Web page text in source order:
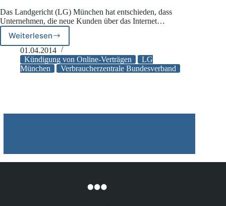
Das Landgericht (LG) München hat entschieden, dass
Unternehmen, die neue Kunden über das Internet…
Weiterlesen
LG
München:
Online-
Verträge
werden
01.04.2014
Kündigung von Online-Verträgen
LG
München
Verbraucherzentrale Bundesverband